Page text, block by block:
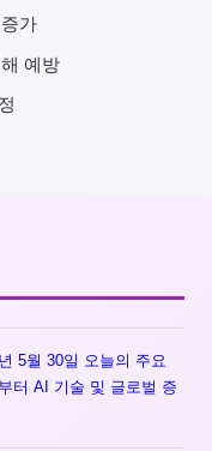
가
예방
5월 30일 오늘의 주요
터 AI 기술 및 글로벌 증